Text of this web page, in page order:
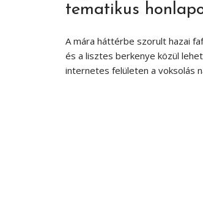
tematikus
A mára háttérbe szorult hazai
és a lisztes berkenye közül
internetes felületen a voksolás